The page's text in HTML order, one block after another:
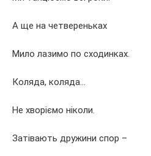
А ще на четвереньках
Мило лазимо по сходинках.
Коляда, коляда…
Не хворіємо ніколи.
Затівають дружини спор –